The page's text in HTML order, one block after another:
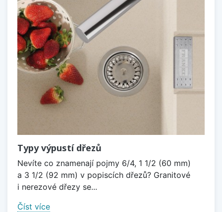
Typy výpustí dřezů
Nevíte co znamenají pojmy 6/4, 1 1/2 (60 mm)
a 3 1/2 (92 mm) v popiscích dřezů? Granitové
i nerezové dřezy se...
Číst více